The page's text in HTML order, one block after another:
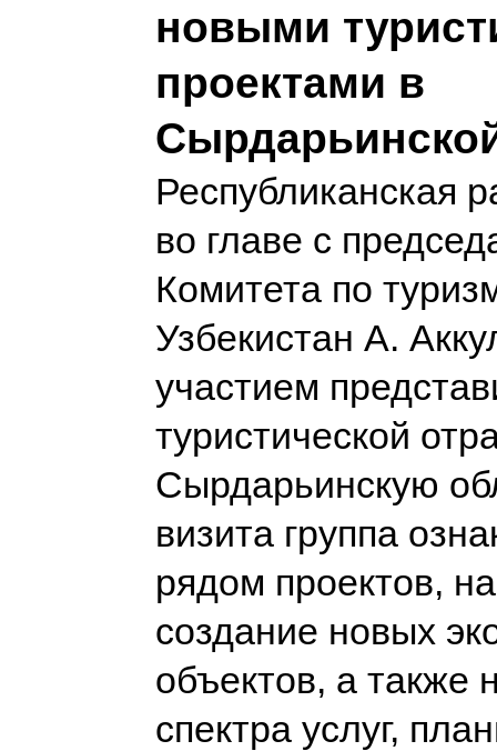
новыми
проектами в
Республиканская
во главе с
Комитета по
Узбекистан А.
участием
туристической
Сырдарьинскую
визита группа
рядом проектов,
создание новых
объектов, а также
спектра услуг,